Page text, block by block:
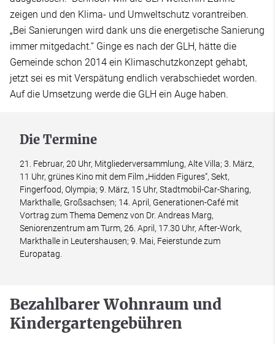
zeigen und den Klima- und Umweltschutz vorantreiben.
„Bei Sanierungen wird dank uns die energetische Sanierung
immer mitgedacht.“ Ginge es nach der GLH, hätte die
Gemeinde schon 2014 ein Klimaschutzkonzept gehabt,
jetzt sei es mit Verspätung endlich verabschiedet worden.
Auf die Umsetzung werde die GLH ein Auge haben.
Die Termine
21. Februar, 20 Uhr, Mitgliederversammlung, Alte Villa; 3. März,
11 Uhr, grünes Kino mit dem Film „Hidden Figures“, Sekt,
Fingerfood, Olympia; 9. März, 15 Uhr, Stadtmobil-Car-Sharing,
Markthalle, Großsachsen; 14. April, Generationen-Café mit
Vortrag zum Thema Demenz von Dr. Andreas Marg,
Seniorenzentrum am Turm, 26. April, 17.30 Uhr, After-Work,
Markthalle in Leutershausen; 9. Mai, Feierstunde zum
Europatag.
Bezahlbarer Wohnraum und
Kindergartengebühren